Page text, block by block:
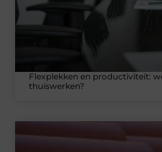
Flexplekken en productiviteit:
thuiswerken?